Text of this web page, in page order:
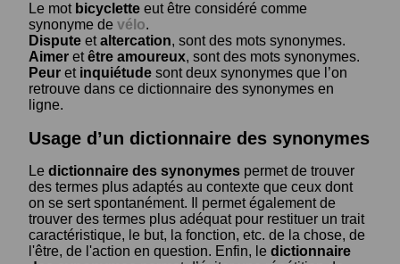
Le mot bicyclette eut être considéré comme
synonyme de vélo.
Dispute etaltercation, sont des mots synonymes.
Aimer etêtre amoureux, sont des mots synonymes.
Peur et inquiétude sont deux synonymes que l’on
retrouve dans ce dictionnaire des synonymes en
ligne.
Usage d’un dictionnaire des synonymes
Le dictionnaire des synonymes permet de trouver
des termes plus adaptés au contexte que ceux dont
on se sert spontanément. Il permet également de
trouver des termes plus adéquat pour restituer un trait
caractéristique, le but, la fonction, etc. de la chose, de
l'être, de l'action en question. Enfin, le dictionnaire